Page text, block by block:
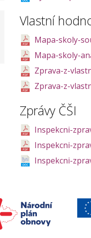
Vlastní
Mapa-skoly-
Mapa-skoly-
Zprava-z-
Zprava-z-
Zprávy ČŠI
Inspekcni-
Inspekcni-
Inspekcni-